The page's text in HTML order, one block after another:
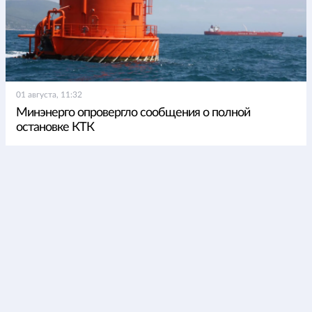
01 августа, 11:32
Минэнерго опровергло сообщения о полной
остановке КТК